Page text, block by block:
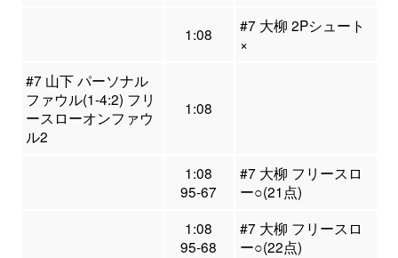
1:08
#7 大柳 2Pシュート
×
#7 山下 パーソナル
ファウル(1-4:2) フリ
ースローオンファウ
ル2
1:08
1:08
95-67
#7 大柳 フリースロ
ー○(21点)
1:08
95-68
#7 大柳 フリースロ
ー○(22点)